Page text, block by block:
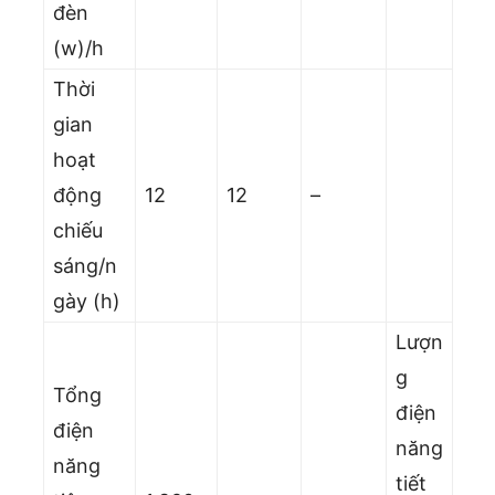
đèn
(w)/h
Thời
gian
hoạt
động
chiếu
sáng/n
gày (h)
12 12 –
Tổng
điện
năng
Lượn
g
điện
năng
tiết